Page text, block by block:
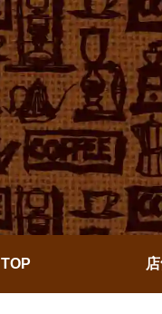
TOP